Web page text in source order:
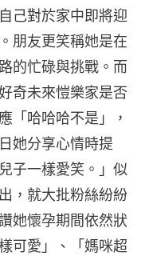
己對於家中即將迎
朋友更笑稱她是在
的忙碌與挑戰。而
奇未來愷樂家是否
「哈哈哈不是」，
她分享心情時提
子一樣愛笑。」似
，就大批粉絲紛紛
她懷孕期間依然狀
可愛」、「媽咪超